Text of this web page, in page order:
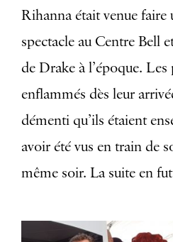
Rihanna était venue faire
spectacle au Centre Bell
de Drake à l’époque.
enflammés dès leur
démenti qu’ils étaient
avoir été vus en train de
même soir. La suite en